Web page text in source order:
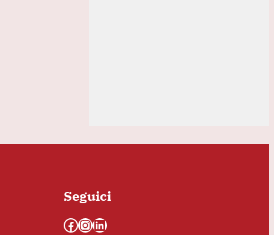
Seguici
Facebook InstagramLinkedIn